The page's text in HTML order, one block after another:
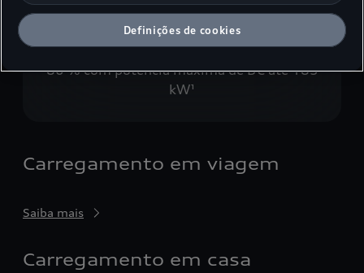
27min.
Capacidade carregamento de 10 % para
80 % com potência máxima de DC até 185
kW¹
Carregamento em viagem
Saiba mais
Carregamento em casa
Definições de cookies